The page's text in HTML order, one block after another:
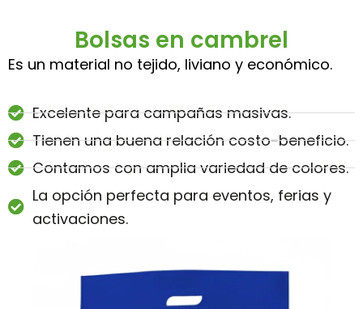
Bolsas en cambrel
Es un material no tejido, liviano y económico.
Excelente para campañas masivas.
Tienen una buena relación costo-beneficio.
Contamos con amplia variedad de colores.
La opción perfecta para eventos, ferias y
activaciones.